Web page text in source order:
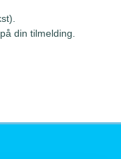
din tilmelding.